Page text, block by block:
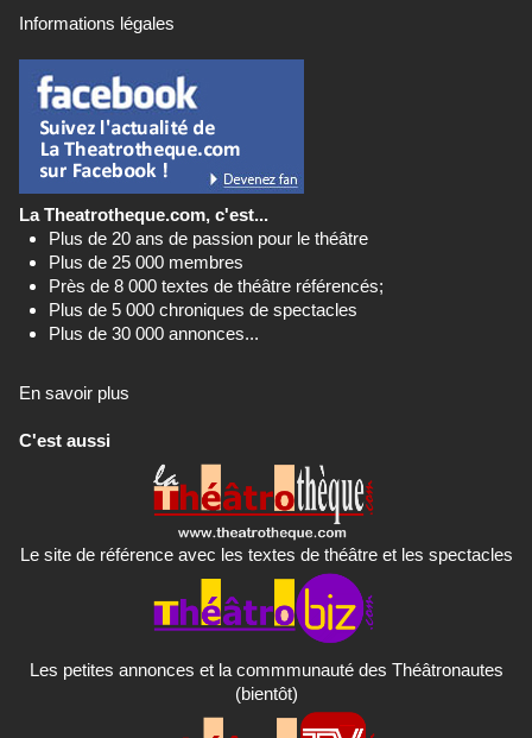
Informations légales
La Theatrotheque.com, c'est...
Plus de 20 ans de passion pour le théâtre
Plus de 25 000 membres
Près de 8 000 textes de théâtre référencés;
Plus de 5 000 chroniques de spectacles
Plus de 30 000 annonces...
En savoir plus
C'est aussi
Le site de référence avec les textes de théâtre et les spectacles
Les petites annonces et la commmunauté des Théâtronautes
(bientôt)